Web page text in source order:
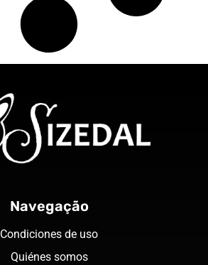
Navegação
Condiciones de uso
Quiénes somos